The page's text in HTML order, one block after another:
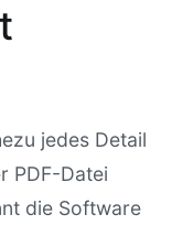
jedes Detail
PDF-Datei
die Software